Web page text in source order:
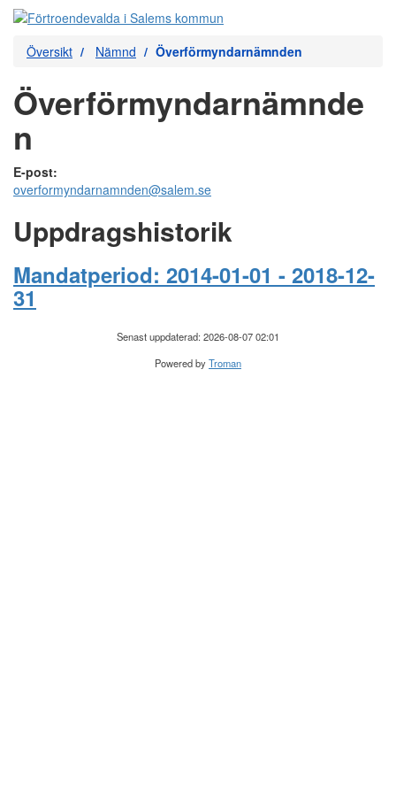
Översikt Nämnd Överförmyndarnämnden
Överförmyndarnämnde
n
E-post:
overformyndarnamnden@salem.se
Uppdragshistorik
Mandatperiod: 2014-01-01 - 2018-12-
31
Senast uppdaterad: 2026-08-07 02:01
Powered byTroman